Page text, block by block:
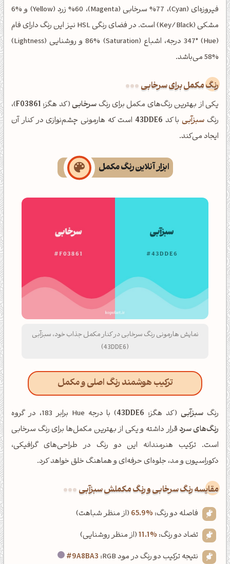
فیروزه‌ای (Cyan)، %77 سرخابی (Magenta)، %60 زرد (Yellow) و %6
مشکی (Key/Black) است. در فضای رنگی HSL نیز این رنگ دارای فام
(Hue) 347° درجه، اشباع (Saturation) 86% و روشنایی (Lightness)
58% می‌باشد.
رنگ مکمل برای سرخابی
یکی از بهترین رنگ‌های مکمل برای رنگسرخابی(کد هگز: F03861)،
رنگ سبزآبیبا کد 43DDE6 است که هارمونی چشم‌نوازی در کنار آن
ایجاد می‌کند.
ابزار آنلاین رنگ مکمل
نمایش هارمونی رنگ سرخابی در کنار مکمل جذاب خود، سبزآبی
(43DDE6)
ترکیب هوشمند رنگ اصلی و مکمل
رنگ سبزآبی(کد هگز: 43DDE6) با درجه Hue برابر 183، در گروه
رنگ‌های سرد قرار داشته و یکی از بهترین مکمل‌ها برای رنگ سرخابی
است. ترکیب هنرمندانه این دو رنگ در طراحی‌های گرافیکی،
دکوراسیون و مد، جلوه‌ای حرفه‌ای و هماهنگ خلق خواهد کرد.
‌مقایسه رنگ سرخابی و رنگ مکملش سبزآبی
فاصله دو رنگ: 65.9% (از منظر شباهت)
تضاد دو رنگ: 11.1%(از منظر روشنایی)
نتیجه ترکیب دو رنگ در مود RGB:
#9A8BA3